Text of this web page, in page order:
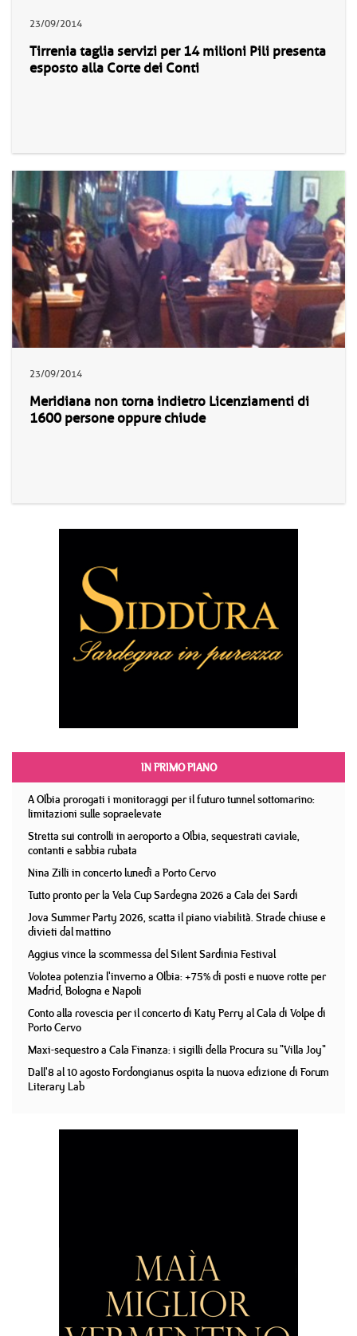
23/09/2014
Tirrenia taglia servizi per 14 milioni Pili presenta
esposto alla Corte dei Conti
23/09/2014
Meridiana non torna indietro Licenziamenti di
1600 persone oppure chiude
IN PRIMO PIANO
A Olbia prorogati i monitoraggi per il futuro tunnel sottomarino:
limitazioni sulle sopraelevate
Stretta sui controlli in aeroporto a Olbia, sequestrati caviale,
contanti e sabbia rubata
Nina Zilli in concerto lunedì a Porto Cervo
Tutto pronto per la Vela Cup Sardegna 2026 a Cala dei Sardi
Jova Summer Party 2026, scatta il piano viabilità. Strade chiuse e
divieti dal mattino
Aggius vince la scommessa del Silent Sardinia Festival
Volotea potenzia l'inverno a Olbia: +75% di posti e nuove rotte per
Madrid, Bologna e Napoli
Conto alla rovescia per il concerto di Katy Perry al Cala di Volpe di
Porto Cervo
Maxi-sequestro a Cala Finanza: i sigilli della Procura su "Villa Joy"
Dall'8 al 10 agosto Fordongianus ospita la nuova edizione di Forum
Literary Lab